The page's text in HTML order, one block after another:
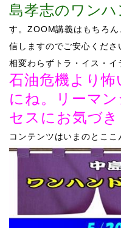
島孝志のワン
す。 ZOOM講義はもちろ
信しますのでご安心くださ
相変わらずトラ・イス・イ
石油危機より
にね。リーマ
セスにお気づき
コンテンツはいまのとここ